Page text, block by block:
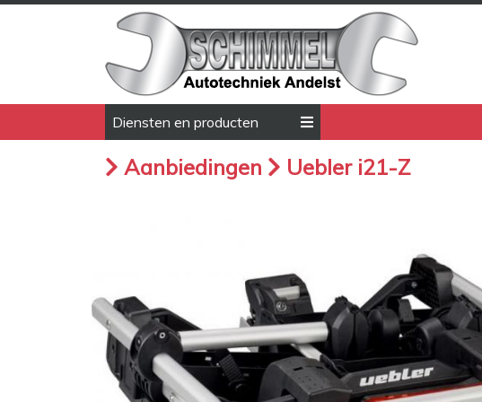
Diensten en producten
Aanbiedingen Uebler i21-Z